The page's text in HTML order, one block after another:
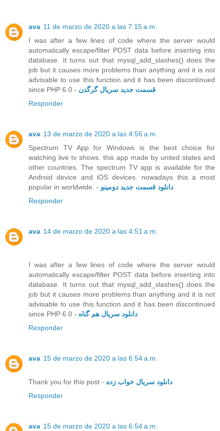
ava 11 de marzo de 2020 a las 7:15 a.m.
I was after a few lines of code where the server would
automatically escape/filter POST data before inserting into
database. It turns out that mysql_add_slashes() does the
job but it causes more problems than anything and it is not
advisable to use this function and it has been discontinued
since PHP 6.0 - قسمت جدید سریال گرگدن
Responder
ava 13 de marzo de 2020 a las 4:56 a.m.
Spectrum TV App for Windows is the best choice for
watching live tv shows. this app made by united states and
other countries. The spectrum TV app is available for the
Android device and iOS devices. nowadays this a most
popular in worldwide. - دانلود قسمت جدید دومینو
Responder
ava 14 de marzo de 2020 a las 4:51 a.m.
I was after a few lines of code where the server would
automatically escape/filter POST data before inserting into
database. It turns out that mysql_add_slashes() does the
job but it causes more problems than anything and it is not
advisable to use this function and it has been discontinued
since PHP 6.0 - دانلود سریال هم گناه
Responder
ava 15 de marzo de 2020 a las 6:54 a.m.
Thank you for this post - دانلود سریال خواب زده
Responder
ava 15 de marzo de 2020 a las 6:54 a.m.